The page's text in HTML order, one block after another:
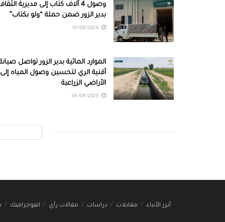
وصول 4 آلاف كتاب إلى مديرية
بدير الزور ضمن حملة “ولو بكتاب”
الموارد المائية بدير الزور تواصل
أقنية الري لتحسين وصول المياه إلى
الأراضي الزراعية
أبرز الأنباء مقابلات دراسات مقالات رأي انفوجرافيك